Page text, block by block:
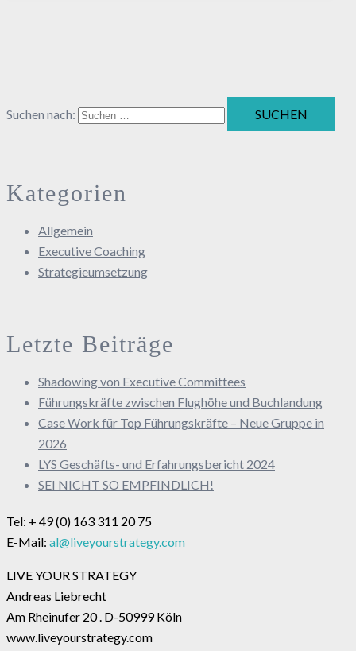
Suchen nach:
Kategorien
Allgemein
Executive Coaching
Strategieumsetzung
Letzte Beiträge
Shadowing von Executive Committees
Führungskräfte zwischen Flughöhe und Buchlandung
Case Work für Top Führungskräfte – Neue Gruppe in
2026
LYS Geschäfts- und Erfahrungsbericht 2024
SEI NICHT SO EMPFINDLICH!
Tel: + 49 (0) 163 311 20 75
E-Mail: al@liveyourstrategy.com
LIVE YOUR STRATEGY
Andreas Liebrecht
Am Rheinufer 20 . D-50999 Köln
www.liveyourstrategy.com